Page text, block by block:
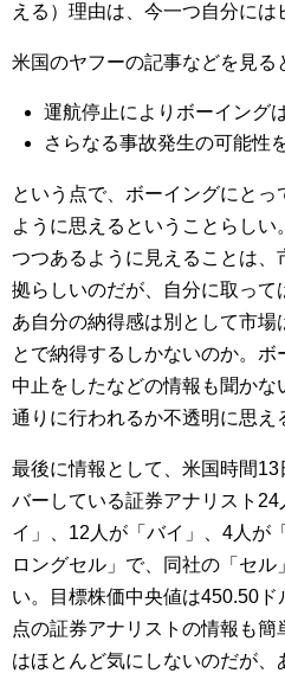
える）理由は、今一つ自分には
米国のヤフーの記事などを見る
運航停止によりボーイング
さらなる事故発生の可能性
という点で、ボーイングにとっ
ように思えるということらしい
つつあるように見えることは、
拠らしいのだが、自分に取って
あ自分の納得感は別として市場
とで納得するしかないのか。
中止をしたなどの情報も聞かな
通りに行われるか不透明に思え
最後に情報として、米国時間
バーしている証券アナリスト
イ」、12人が「バイ」、4人が
ロングセル」で、同社の「セ
い。目標株価中央値は450.50ド
点の証券アナリストの情報も簡
はほとんど気にしないのだが、